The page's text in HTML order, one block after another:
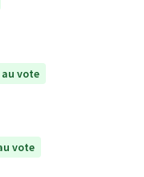
vote
vote